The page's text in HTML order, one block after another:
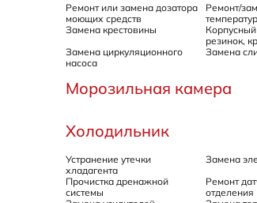
Ремонт или замена дозатора
моющих средств
Ремонт/
Замена крестовины
резинок,
Замена циркуляционного
насоса
Замена
Морозильная камера
Холодильник
Устранение утечки
хладагента
Замена
Прочистка дренажной
системы
Ремонт
отделения